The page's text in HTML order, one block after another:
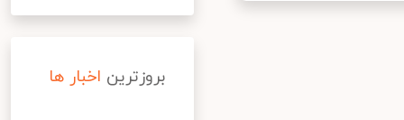
بروزترین اخبار ها